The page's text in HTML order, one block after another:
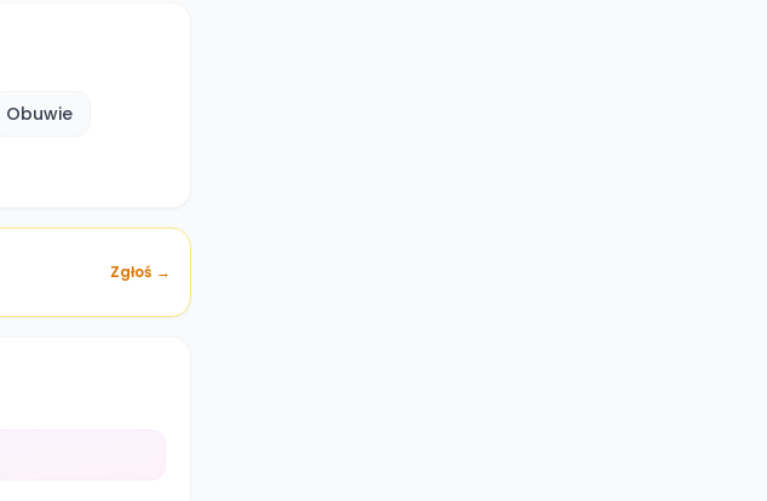
Obuwie
Zgłoś →